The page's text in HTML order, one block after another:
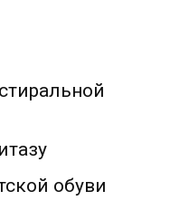
обуви